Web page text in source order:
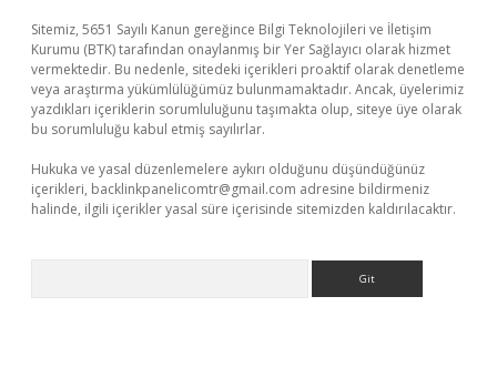
Sitemiz, 5651 Sayılı Kanun gereğince Bilgi Teknolojileri ve İletişim
Kurumu (BTK) tarafından onaylanmış bir Yer Sağlayıcı olarak hizmet
vermektedir. Bu nedenle, sitedeki içerikleri proaktif olarak denetleme
veya araştırma yükümlülüğümüz bulunmamaktadır. Ancak, üyelerimiz
yazdıkları içeriklerin sorumluluğunu taşımakta olup, siteye üye olarak
bu sorumluluğu kabul etmiş sayılırlar.
Hukuka ve yasal düzenlemelere aykırı olduğunu düşündüğünüz
içerikleri, backlinkpanelicomtr@gmail.com adresine bildirmeniz
halinde, ilgili içerikler yasal süre içerisinde sitemizden kaldırılacaktır.